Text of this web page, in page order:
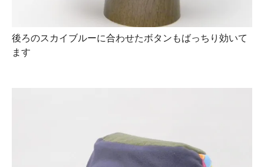
後ろのスカイブルーに合わせたボタンもばっちり効いて
ます